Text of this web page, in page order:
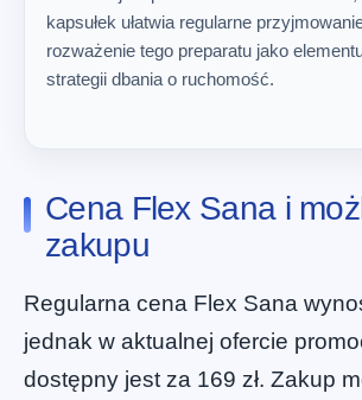
kapsułek ułatwia regularne
rozważenie tego preparatu jako
strategii dbania o ruchomość.
Cena Flex Sana i
zakupu
Regularna cena Flex Sana
jednak w aktualnej ofercie
dostępny jest za 169 zł. Zakup